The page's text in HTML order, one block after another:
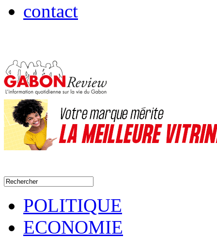
contact
POLITIQUE
ECONOMIE